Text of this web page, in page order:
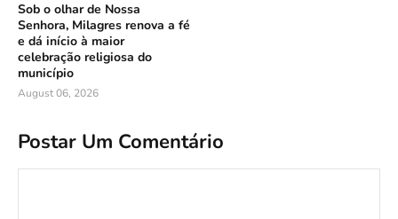
Sob o olhar de Nossa
Senhora, Milagres renova a fé
e dá início à maior
celebração religiosa do
município
August 06, 2026
Postar Um Comentário